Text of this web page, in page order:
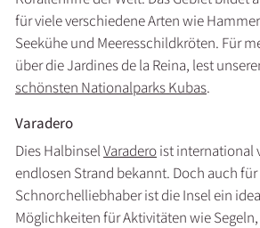
für viele verschiedene Arten wie
Seekühe und Meeresschildkröten. Für
über die Jardines de la Reina, lest
schönsten Nationalparks Kubas.
Varadero
Dies HalbinselVaraderoist international
endlosen Strand bekannt. Doch auch für
Schnorchelliebhaber ist die Insel ein
Möglichkeiten für Aktivitäten wie